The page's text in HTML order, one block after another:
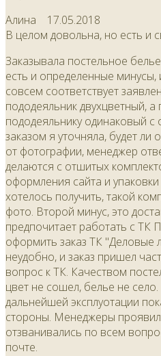
Алина 17.05.2018
В целом довольна, но есть и
Заказывала постельное
есть и определенные минусы,
совсем соответствует
пододеяльник двухцветный, а
пододеяльнику одинаковый с
заказом я уточняла, будет ли
от фотографии, менеджер
делаются с отшитых
оформления сайта и
хотелось получить, такой
фото. Второй минус, это
предпочитает работать с
оформить заказ ТК "Деловые
неудобно, и заказ пришел
вопрос к ТК. Качеством
цвет не сошел, белье не
дальнейшей эксплуотации
стороны. Менеджеры
отзванивались по всем
почте.